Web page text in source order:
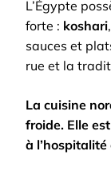
L’Égypte
forte : koshari
sauces et
rue et la
La cuisine
froide. Elle
à